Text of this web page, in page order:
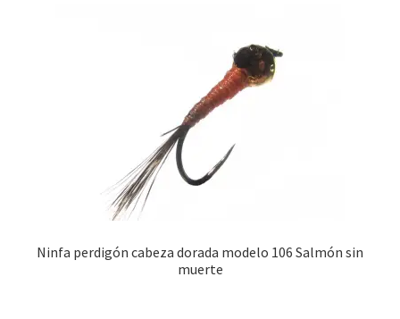
Ninfa perdigón cabeza dorada modelo 106 Salmón sin
muerte